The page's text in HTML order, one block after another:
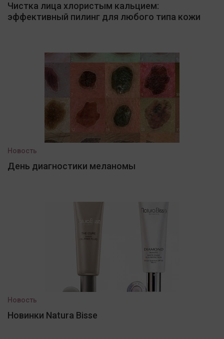
Чистка лица хлористым кальцием:
эффективный пилинг для любого типа кожи
Новость
День диагностики меланомы
Новость
Новинки Natura Bisse